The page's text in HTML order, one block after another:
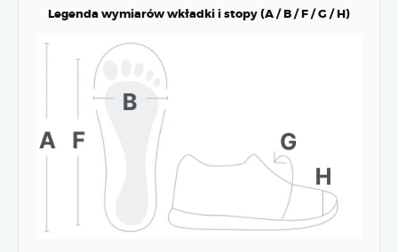
Legenda wymiarów wkładki i stopy (A / B / F / G / H)